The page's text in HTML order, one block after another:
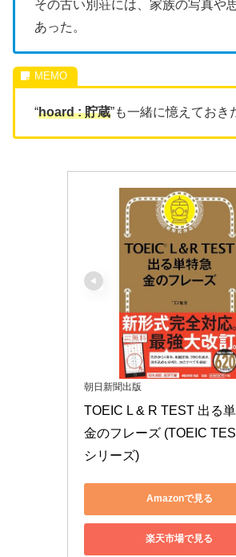
その古い別荘には、家族の写真や
あった。
“hoard : 貯蔵”も一緒に憶えておき
朝日新聞出版
TOEIC L & R TEST 出る
金のフレーズ (TOEIC
シリーズ)
Amazonで見る
楽天市場で見る